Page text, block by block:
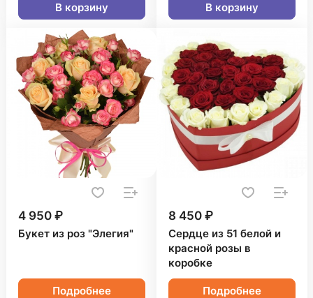
В корзину В корзину
4 950 ₽
Букет из роз "Элегия"
Подробнее
8 450 ₽
Сердце из 51 белой и
красной розы в
коробке
Подробнее